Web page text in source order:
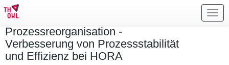
Prozessreorganisation -
Verbesserung von Prozessstabilität
und Effizienz bei HORA